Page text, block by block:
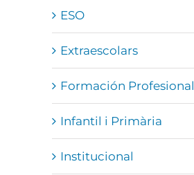
ESO
Extraescolars
Formación Profesional
Infantil i Primària
Institucional